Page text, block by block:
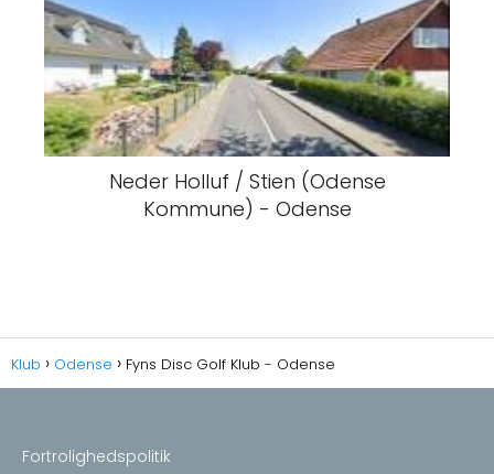
Neder Holluf / Stien (Odense
Kommune) - Odense
Klub Odense Fyns Disc Golf Klub - Odense
Fortrolighedspolitik